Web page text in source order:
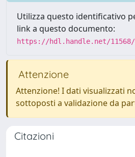
Utilizza questo identificativo
link a questo documento:
https://hdl.handle.net/11568/
Attenzione
Attenzione! I dati visualizzati
sottoposti a validazione da
Citazioni